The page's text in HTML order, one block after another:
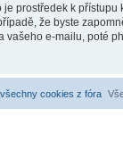
prostředek k přístupu
že byste
vašeho e-mailu, poté
cookies z fóra